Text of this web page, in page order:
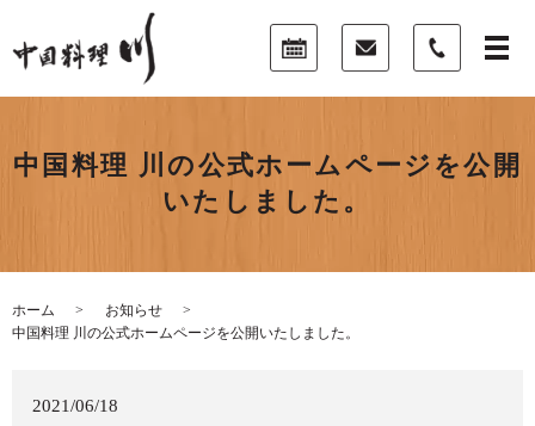
中国料理 川の公式ホームページを公開
いたしました。
ホーム
お知らせ
中国料理 川の公式ホームページを公開いたしました。
2021/06/18